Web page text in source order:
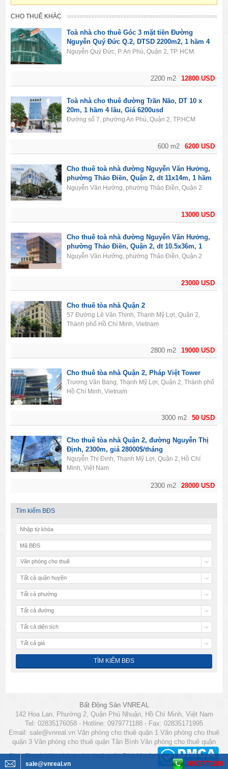
CHO THUÊ KHÁC
12800 USD
2200 m2
Toà nhà cho thuê Góc 3 mặt tiền Đường
Nguyễn Quý Đức Q.2, DTSD 2200m2, 1 hầm 4
lầu, Giá 12800usd
Nguyễn Quý Đức, P. An Phú, Quận 2, TP. HCM.
6200 USD
600 m2
Toà nhà cho thuê đường Trần Não, DT 10 x
20m, 1 hầm 4 lầu, Giá 6200usd
Đường số 7, phường An Phú, Quận 2, TP.HCM
13000 USD
Cho thuê toà nhà đường Nguyễn Văn Hưởng,
phường Thảo Điền, Quận 2, dt 11x14m, 1 hầm
6 tầng nổi, giá 13000USD
Nguyễn Văn Hưởng, phường Thảo Điền, Quận 2
23000 USD
Cho thuê toà nhà đường Nguyễn Văn Hưởng,
phường Thảo Điền, Quận 2, dt 10.5x36m, 1
hầm 6 tầng nổi, giá 23000USD
Nguyễn Văn Hưởng, phường Thảo Điền, Quận 2
19000 USD
2800 m2
Cho thuê tòa nhà Quận 2
57 Đường Lê Văn Thịnh, Thạnh Mỹ Lợi, Quận 2,
Thành phố Hồ Chí Minh, Vietnam
50 USD
3000 m2
Cho thuê tòa nhà Quận 2, Pháp Việt Tower
Trương Văn Bang, Thạnh Mỹ Lợi, Quận 2, Thành phố
Hồ Chí Minh, Vietnam
28000 USD
2300 m2
Cho thuê tòa nhà Quận 2, đường Nguyễn Thị
Định, 2300m, giá 28000$/tháng
Nguyễn Thị Định, Thạnh Mỹ Lợi, Quận 2, Hồ Chí
Minh, Việt Nam
Tìm kiếm BĐS
Văn phòng cho thuê
Tất cả quận huyện
Tất cả phường
Tất cả đường
Tất cả diện tích
Tất cả giá
Bất Động Sản VNREAL
142 Hoa Lan, Phường 2, Quận Phú Nhuận, Hồ Chí Minh, Việt Nam
Tel: 02835176058 - Hotline: 0979771188 - Fax: 02835171995
Email: sale@vnreal.vn Văn phòng cho thuê quận 1 Văn phòng cho thuê
quận 3 Văn phòng cho thuê quận Tân Bình Văn phòng cho thuê quận
Bình Thạnh Văn phòng cho thuê quận Phú Nhuận
sale@vnreal.vn 0979771188